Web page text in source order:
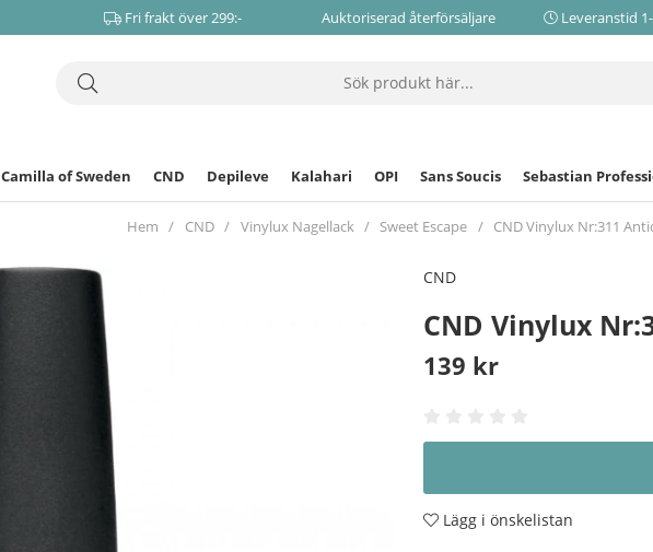
Fri frakt över 299:- Auktoriserad återförsäljare Leveranstid
Camilla of Sweden CND Depileve Kalahari OPI Sans Soucis Sebastian
Hem CND Vinylux Nagellack Sweet Escape CND Vinylux Nr:311
CND
CND Vinylux
139 kr
Lägg i önskelistan